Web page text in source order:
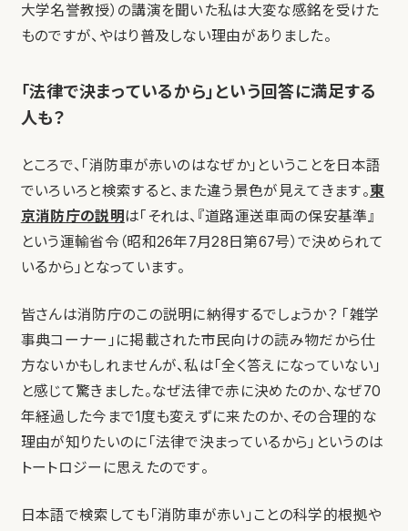
大学名誉教授）の講演を聞いた私は大変な感銘を受けた
ものですが、やはり普及しない理由がありました。
「法律で決まっているから」という回答に満足する
人も？
ところで、「消防車が赤いのはなぜか」ということを日本語
でいろいろと検索すると、また違う景色が見えてきます。東
京消防庁の説明 は「それは、『道路運送車両の保安基準』
という運輸省令（昭和26年7月28日第67号）で決められて
いるから」となっています。
皆さんは消防庁のこの説明に納得するでしょうか？ 「雑学
事典コーナー」に掲載された市民向けの読み物だから仕
方ないかもしれませんが、私は「全く答えになっていない」
と感じて驚きました。なぜ法律で赤に決めたのか、なぜ70
年経過した今まで1度も変えずに来たのか、その合理的な
理由が知りたいのに「法律で決まっているから」というのは
トートロジーに思えたのです。
日本語で検索しても「消防車が赤い」ことの科学的根拠や